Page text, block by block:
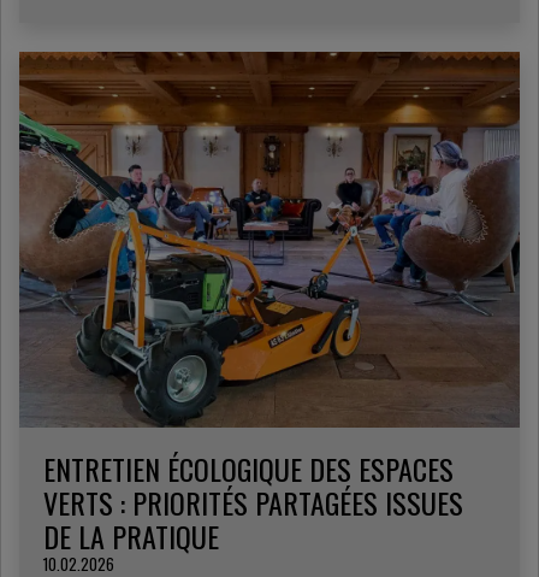
ENTRETIEN ÉCOLOGIQUE DES ESPACES
VERTS : PRIORITÉS PARTAGÉES ISSUES
DE LA PRATIQUE
10.02.2026